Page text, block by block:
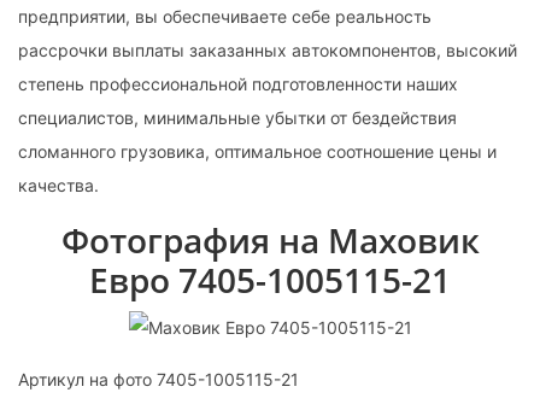
предприятии, вы обеспечиваете себе реальность
рассрочки выплаты заказанных автокомпонентов, высокий
степень профессиональной подготовленности наших
специалистов, минимальные убытки от бездействия
сломанного грузовика, оптимальное соотношение цены и
качества.
Фотография на Маховик
Евро 7405-1005115-21
Артикул на фото 7405-1005115-21